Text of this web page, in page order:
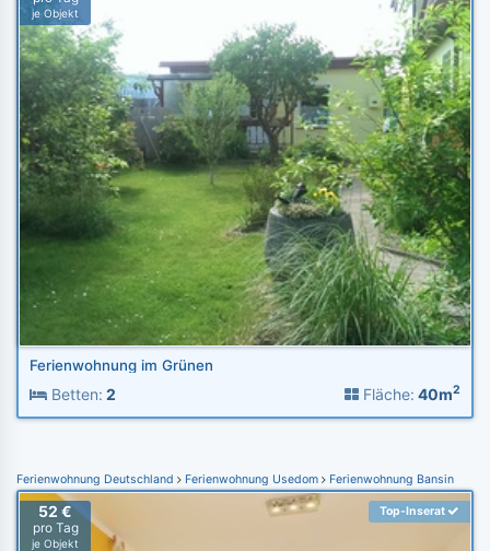
je Objekt
Ferienwohnung im Grünen
Betten: 2 Fläche: 40m2
Ferienwohnung Deutschland Ferienwohnung Usedom Ferienwohnung Bansin
52 €
pro Tag
je Objekt
Top-Inserat